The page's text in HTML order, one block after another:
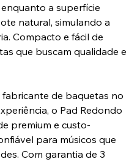
a superfície
natural, simulando a
Compacto e fácil de
que buscam qualidade e
de baquetas no
o Pad Redondo
premium e custo-
para músicos que
Com garantia de 3